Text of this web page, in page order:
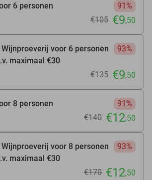
6 personen
91%
€105 €9,50
voor 6 personen
maximaal €30
93%
€135 €9,50
8 personen
91%
€140 €12,50
voor 8 personen
maximaal €30
93%
€170 €12,50